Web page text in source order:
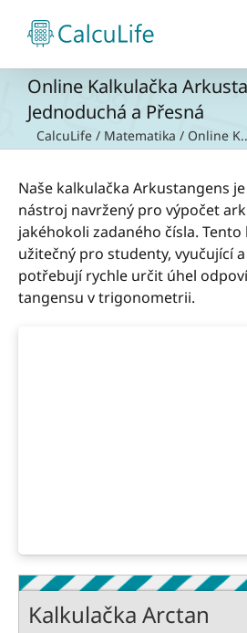
obsah
Online Kalkulačka
Jednoduchá a Přesná
CalcuLife / Matematika / Online
Naše kalkulačka Arkustangens
nástroj navržený pro výpočet
jakéhokoli zadaného čísla.
užitečný pro studenty, vyučující
potřebují rychle určit úhel
tangensu v trigonometrii.
Kalkulačka Arctan